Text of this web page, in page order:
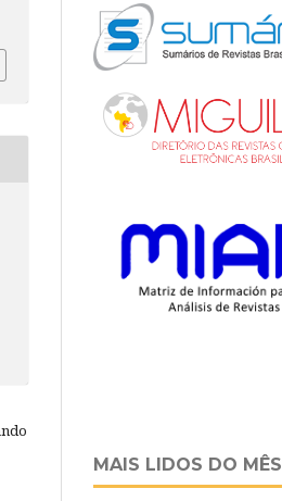
MAIS LIDOS DO MÊS